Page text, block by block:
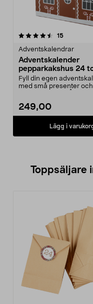
15
Adventskalendrar
Adventskalender
pepparkakshus 24
presentaskar FSC
Fyll din egen
med små presenter och
249,00
Lägg i
Toppsäljare